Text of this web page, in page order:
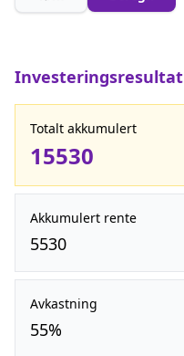
Investeringsresultat
Totalt akkumulert
15530
Akkumulert rente
5530
Avkastning
55%